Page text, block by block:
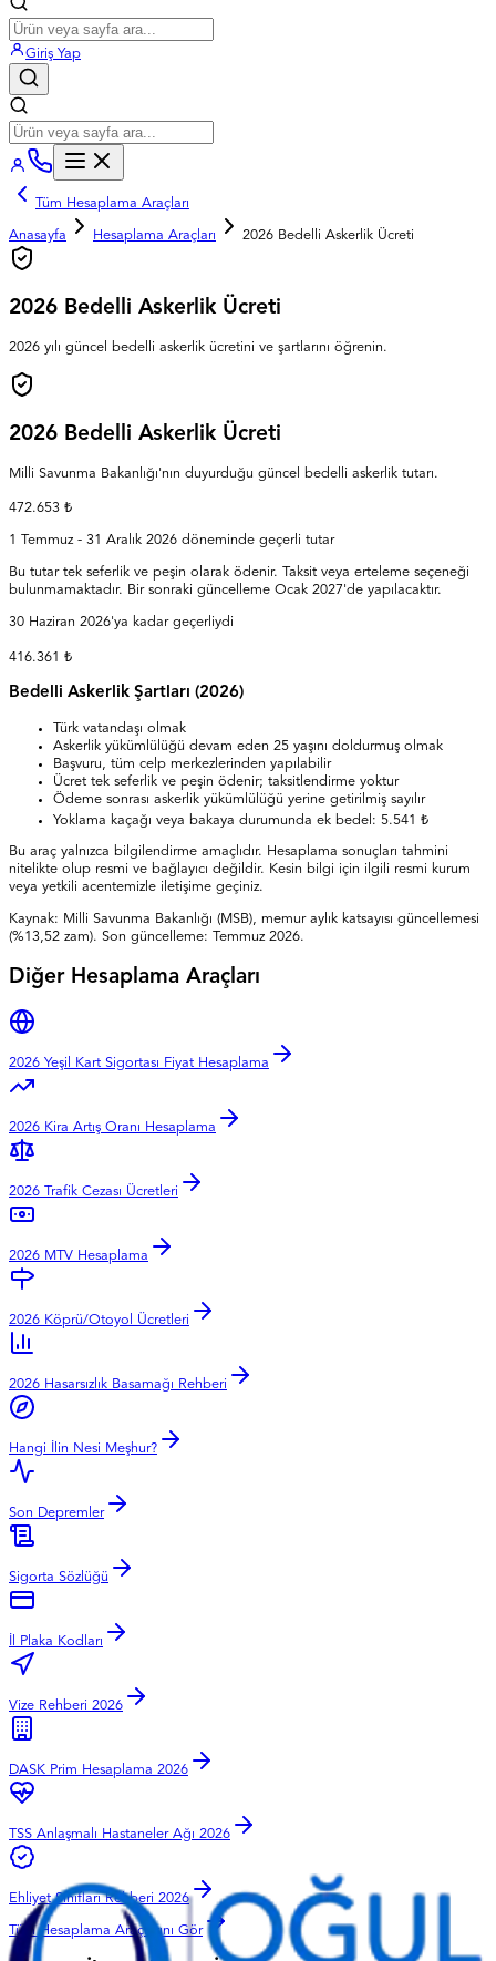
Giriş Yap
Tüm Hesaplama Araçları
Anasayfa Hesaplama Araçları 2026 Bedelli Askerlik Ücreti
2026 Bedelli Askerlik Ücreti
2026 yılı güncel bedelli askerlik ücretini ve şartlarını öğrenin.
2026 Bedelli Askerlik Ücreti
Milli Savunma Bakanlığı'nın duyurduğu güncel bedelli askerlik tutarı.
472.653 ₺
1 Temmuz - 31 Aralık 2026 döneminde geçerli tutar
Bu tutar tek seferlik ve peşin olarak ödenir. Taksit veya erteleme seçeneği
bulunmamaktadır. Bir sonraki güncelleme Ocak 2027'de yapılacaktır.
30 Haziran 2026'ya kadar geçerliydi
416.361 ₺
Bedelli Askerlik Şartları (2026)
Türk vatandaşı olmak
Askerlik yükümlülüğü devam eden 25 yaşını doldurmuş olmak
Başvuru, tüm celp merkezlerinden yapılabilir
Ücret tek seferlik ve peşin ödenir; taksitlendirme yoktur
Ödeme sonrası askerlik yükümlülüğü yerine getirilmiş sayılır
Yoklama kaçağı veya bakaya durumunda ek bedel: 5.541 ₺
Bu araç yalnızca bilgilendirme amaçlıdır. Hesaplama sonuçları tahmini
nitelikte olup resmi ve bağlayıcı değildir. Kesin bilgi için ilgili resmi kurum
veya yetkili acentemizle iletişime geçiniz.
Kaynak: Milli Savunma Bakanlığı (MSB), memur aylık katsayısı güncellemesi
(%13,52 zam). Son güncelleme: Temmuz 2026.
Diğer Hesaplama Araçları
2026 Yeşil Kart Sigortası Fiyat Hesaplama
2026 Kira Artış Oranı Hesaplama
2026 Trafik Cezası Ücretleri
2026 MTV Hesaplama
2026 Köprü/Otoyol Ücretleri
2026 Hasarsızlık Basamağı Rehberi
Hangi İlin Nesi Meşhur?
Son Depremler
Sigorta Sözlüğü
İl Plaka Kodları
Vize Rehberi 2026
DASK Prim Hesaplama 2026
TSS Anlaşmalı Hastaneler Ağı 2026
Ehliyet Sınıfları Rehberi 2026
Tüm Hesaplama Araçlarını Gör